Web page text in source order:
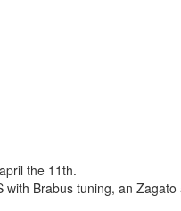
the 11th.
Brabus tuning, an